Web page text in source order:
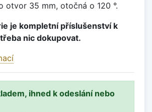
otvor 35 mm, otočná o 120 °.
je kompletní příslušenství k
nic dokupovat.
ihned k odeslání nebo